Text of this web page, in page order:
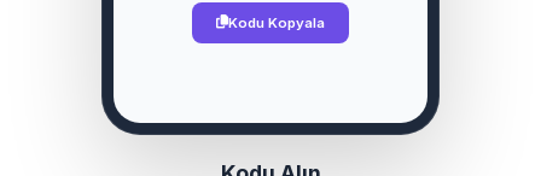
Kodu Kopyala